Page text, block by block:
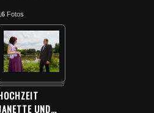
Fotos
UND…